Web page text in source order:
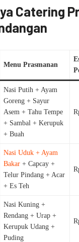
Catering
Menu Prasmanan
Nasi Putih + Ayam
Goreng + Sayur
Asem + Tahu Tempe
+ Sambal + Kerupuk
+ Buah
Nasi Uduk + Ayam
Bakar + Capcay +
Telur Pindang + Acar
+ Es Teh
Nasi Kuning +
Rendang + Urap +
Kerupuk Udang +
Puding